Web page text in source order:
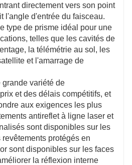
directement vers son point
l'angle d'entrée du faisceau.
type de prisme idéal pour une
telles que les cavités de
la télémétrie au sol, les
et l'amarrage de
variété de
et des délais compétitifs, et
aux exigences les plus
antireflet à ligne laser et
sont disponibles sur les
protégés en
sont disponibles sur les faces
la réflexion interne